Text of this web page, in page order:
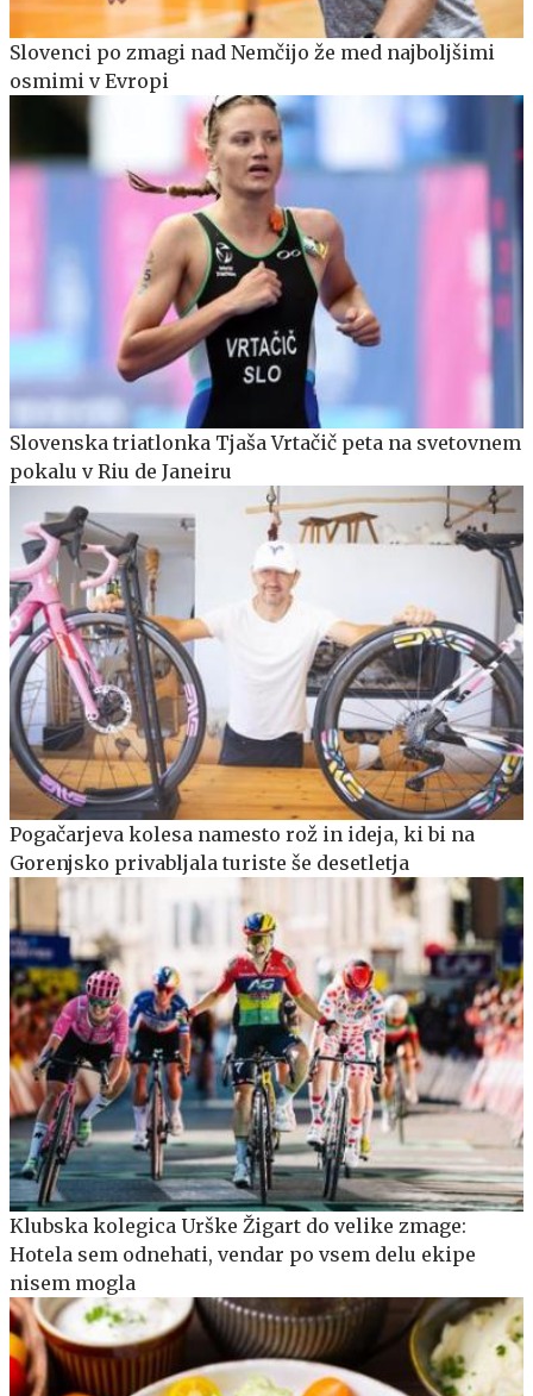
Slovenci po zmagi nad Nemčijo že med najboljšimi
osmimi v Evropi
Slovenska triatlonka Tjaša Vrtačič peta na svetovnem
pokalu v Riu de Janeiru
Pogačarjeva kolesa namesto rož in ideja, ki bi na
Gorenjsko privabljala turiste še desetletja
Klubska kolegica Urške Žigart do velike zmage:
Hotela sem odnehati, vendar po vsem delu ekipe
nisem mogla